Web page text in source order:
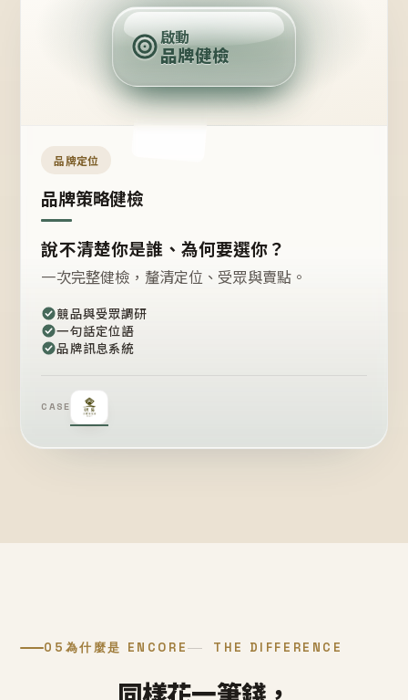
定
位
點
啟動
品牌健檢
品牌定位
品牌策略健檢
說不清楚你是誰、為何要選你？
一次完整健檢，釐清定位、受眾與賣點。
競品與受眾調研
一句話定位語
品牌訊息系統
CASE
05 為什麼是 ENCORE THE DIFFERENCE